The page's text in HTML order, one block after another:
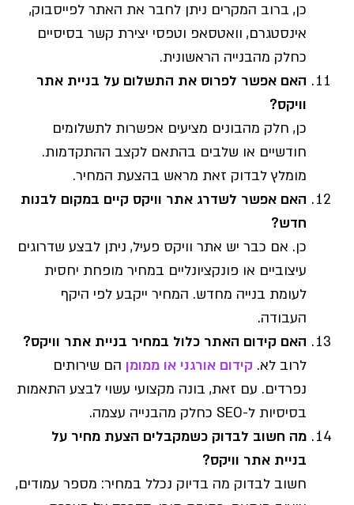
כן, ברוב המקרים ניתן לחבר את האתר לפייסבוק,
אינסטגרם, וואטסאפ וטפסי יצירת קשר בסיסיים
כחלק מהבנייה הראשונית.
האם אפשר לפרוס את התשלום על בניית אתר
וויקס?
כן, חלק מהבונים מציעים אפשרות לתשלומים
חודשיים או שלבים בהתאם לקצב ההתקדמות.
מומלץ לבדוק זאת מראש בהצעת המחיר.
האם אפשר לשדרג אתר וויקס קיים במקום לבנות
חדש?
כן. אם כבר יש אתר וויקס פעיל, ניתן לבצע שדרוגים
עיצוביים או פונקציונליים במחיר מופחת יחסית
לעומת בנייה מחדש. המחיר ייקבע לפי היקף
העבודה.
האם קידום האתר כלול במחיר בניית אתר וויקס?
לרוב לא. קידום אורגני או ממומן הם שירותים
נפרדים. עם זאת, בונה מקצועי עשוי לבצע התאמות
בסיסיות ל-SEO כחלק מהבנייה עצמה.
מה חשוב לבדוק כשמקבלים הצעת מחיר על
בניית אתר וויקס?
חשוב לבדוק מה בדיוק נכלל במחיר: מספר עמודים,